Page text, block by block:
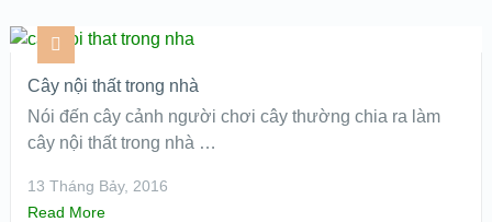
Cây nội thất trong nhà
Nói đến cây cảnh người chơi cây thường chia ra làm
cây nội thất trong nhà …
13 Tháng Bảy, 2016
Read More